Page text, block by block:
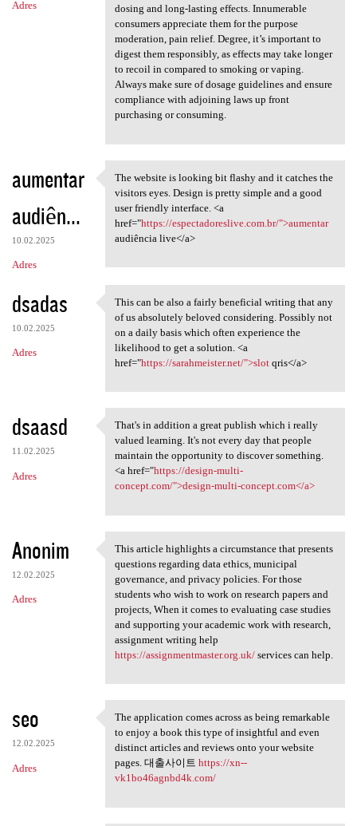
Adres
dosing and long-lasting effects. Innumerable
consumers appreciate them for the purpose
moderation, pain relief. Degree, it’s important to
digest them responsibly, as effects may take longer
to recoil in compared to smoking or vaping.
Always make sure of dosage guidelines and ensure
compliance with adjoining laws up front
purchasing or consuming.
aumentar
audiên...
10.02.2025
Adres
The website is looking bit
The website is looking bit flashy and it catches the
visitors eyes. Design is pretty simple and a good
user friendly interface. <a
href="https://espectadoreslive.com.br/">aumentar
audiência live</a>
dsadas
10.02.2025
Adres
This can be also a fairly
This can be also a fairly beneficial writing that any
of us absolutely beloved considering. Possibly not
on a daily basis which often experience the
likelihood to get a solution. <a
href="https://sarahmeister.net/">slotqris</a>
dsaasd
11.02.2025
Adres
That's in addition a great
That's in addition a great publish which i really
valued learning. It's not every day that people
maintain the opportunity to discover something.
<a href="https://design-multi-
concept.com/">design-multi-concept.com</a>
Anonim
12.02.2025
Adres
This article highlights a
This article highlights a circumstance that presents
questions regarding data ethics, municipal
governance, and privacy policies. For those
students who wish to work on research papers and
projects, When it comes to evaluating case studies
and supporting your academic work with research,
assignment writing help
https://assignmentmaster.org.uk/services can help.
seo
12.02.2025
Adres
The application comes across
The application comes across as being remarkable
to enjoy a book this type of insightful and even
distinct articles and reviews onto your website
pages. 대출사이트 https://xn--
vk1bo46agnbd4k.com/